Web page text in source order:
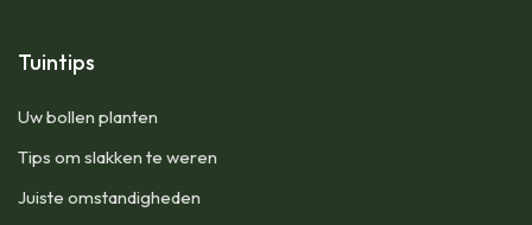
Tuintips
Uw bollen planten
Tips om slakken te weren
Juiste omstandigheden